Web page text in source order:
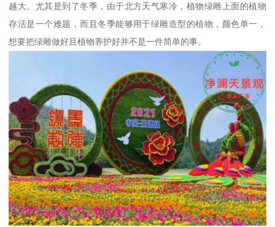
越大。尤其是到了冬季，由于北方天气寒冷，植物绿雕上面的植物
存活是一个难题，而且冬季能够用于绿雕造型的植物，颜色单一，
想要把绿雕做好且植物养护好并不是一件简单的事。